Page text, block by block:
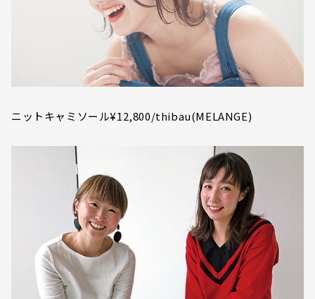
ニットキャミソール¥12,800/thibau(MELANGE)